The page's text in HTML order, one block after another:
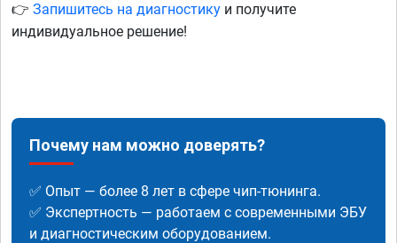
👉 Запишитесь на диагностику и получите
индивидуальное решение!
Почему нам можно доверять?
✅ Опыт — более 8 лет в сфере чип-тюнинга.
✅ Экспертность — работаем с современными ЭБУ
и диагностическим оборудованием.